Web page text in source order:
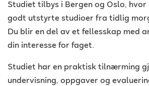
Studiet tilbys i Bergen og Oslo,
godt utstyrte studioer fra tidlig
Du blir en del av et fellesskap med
din interesse for faget.
Studiet har en praktisk tilnærming
undervisning, oppgaver og